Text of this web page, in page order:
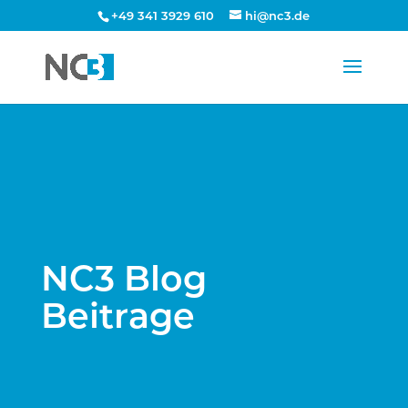
+49 341 3929 610 hi@nc3.de
NC3 Blog
Beitrage